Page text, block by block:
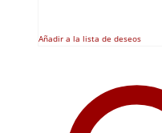
Añadir a la lista de deseos